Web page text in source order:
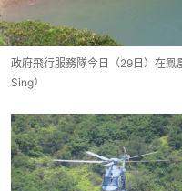
政府飛行服務隊今日（29日）在
Sing）